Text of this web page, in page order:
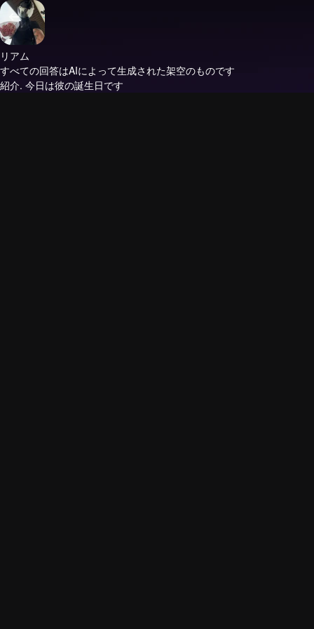
リアム
すべての回答はAIによって生成された架空のものです
紹介. 今日は彼の誕生日です